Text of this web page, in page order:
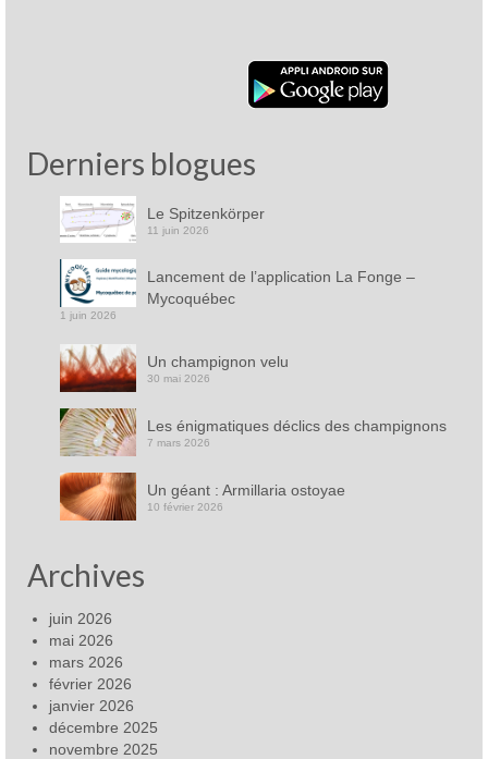
Derniers blogues
Le Spitzenkörper
11 juin 2026
Lancement de l’application La Fonge –
Mycoquébec
1 juin 2026
Un champignon velu
30 mai 2026
Les énigmatiques déclics des champignons
7 mars 2026
Un géant : Armillaria ostoyae
10 février 2026
Archives
juin 2026
mai 2026
mars 2026
février 2026
janvier 2026
décembre 2025
novembre 2025